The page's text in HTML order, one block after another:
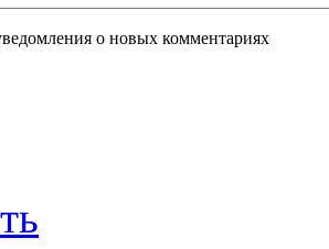
о новых комментариях